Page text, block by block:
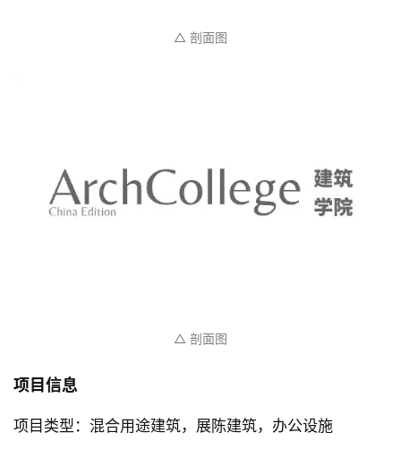
△ 剖面图
项目信息